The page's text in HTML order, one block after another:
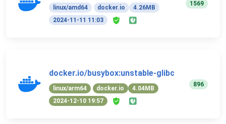
linux/amd64 docker.io
4.26MB
2024-11-11 11:03
1569
docker.io/busybox:unstable-glibc
linux/arm64 docker.io
4.04MB
2024-12-10 19:57
896